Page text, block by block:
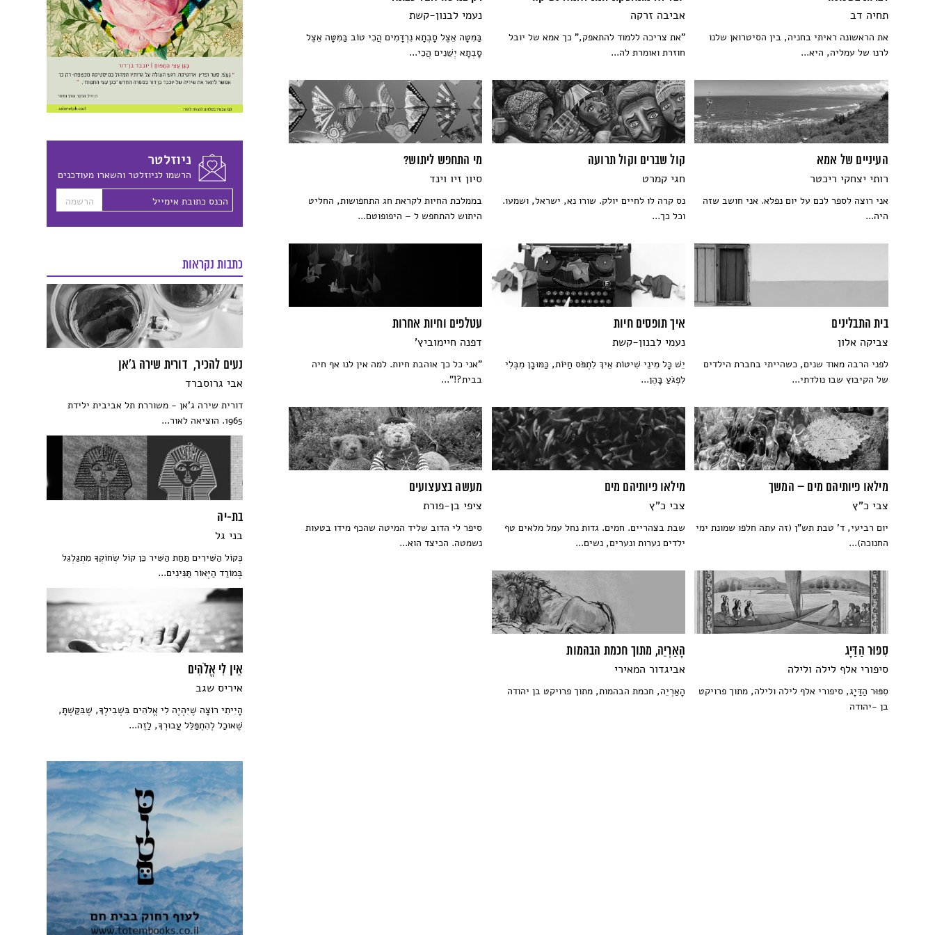
ניוזלטר
הרשמו לניוזלטר והשארו מעודכנים
כתבות נקראות
נעים להכיר, דורית שירה ג'אן
אבי גרוסברד
דורית שירה ג'אן - משוררת תל אביבית ילידת
1965. הוציאה לאור...
בת-יה
בני גל
כְּקוֹל הַשִּׁירִים תַּחַת הַשִּׁיר כֵּן קוֹל שְׂחוֹקְךָ מִתְגַּלְגֵּל
בְּמוֹרַד הַיְּאוֹר תַּנִּינִים...
אֵין לִי אֱלֹהִים
איריס שגב
הָיִיתִי רוֹצָה שֶׁיִּהְיֶה לִי אֱלֹהִים בִּשְׁבִילְךָ, שֶׁבִּקַּשְׁתָּ,
שֶׁאוּכַל לְהִתְפַּלֵּל עֲבוּרְךָ, לַזֶה...
תחיה דב
את הראשונה ראיתי בחניה, בין הסיטרואן שלנו
לרנו של עמליה, היא...
אביבה זרקה
"את צריכה ללמוד להתאפק," כך אמא של יובל
חוזרת ואומרת לה...
נעמי לבנון-קשת
בַּמִּטָּה אֵצֶל סָבְתָא נִרְדָּמִים הֲכִי טוֹב בַּמִּטָּה אֵצֶל
סָבְתָא יְשֵׁנִים הֲכִי...
העיניים של אמא
רותי יצחקי ריכטר
אני רוצה לספר לכם על יום נפלא. אני חושב שזה
היה...
קול שברים וקול תרועה
חגי קמרט
נס קרה לו לחיים יולק. שורו נא, ישראל, ושמעו.
וכל כך...
מי התחפש ליתוש?
סיון זיו וינד
בממלכת החיות לקראת חג התחפושות, החליט
היתוש להתחפש ל – היפופוטם...
בית התבלינים
צביקה אלון
לפני הרבה מאוד שנים, כשהייתי בחברת הילדים
של הקיבוץ שבו נולדתי...
איך תופסים חיות
נעמי לבנון-קשת
יֵשׁ כָּל מִינֵי שִׁיטוֹת אֵיךְ לִתְפֹּס חַיּוֹת, כַּמּוּבָן מִבְּלִי
לִפְגֹּעַ בָּהֶן...
עטלפים וחיות אחרות
דפנה חיימוביץ'
"אני כל כך אוהבת חיות. למה אין לנו אף חיה
בבית?!"...
מילאו פיותיהם מים – המשך
צבי כ"ץ
יום רביעי, ד' טבת תש"ן (זה עתה חלפו שמונת ימי
החנוכה)...
מילאו פיותיהם מים
צבי כ"ץ
שבת בצהריים. חמים. גדות נחל עמל מלאים טף
ילדים נערות ונערים, נשים...
מעשה בצעצועים
ציפי בן-פורת
סיפר לי הדוב שליד המיטה שהכף מידו בטעות
נשמטה. הכיצד הוא...
סִפּוּר הַדַּיָג
סיפורי אלף לילה ולילה
סִפּוּר הַדַּיָג, סיפורי אלף לילה ולילה, מתוך פרויקט
בן -יהודה
הָאַרְיֵה, מתוך חכמת הבהמות
אביגדור המאירי
הָאַרְיֵה, חכמת הבהמות, מתוך פרויקט בן יהודה